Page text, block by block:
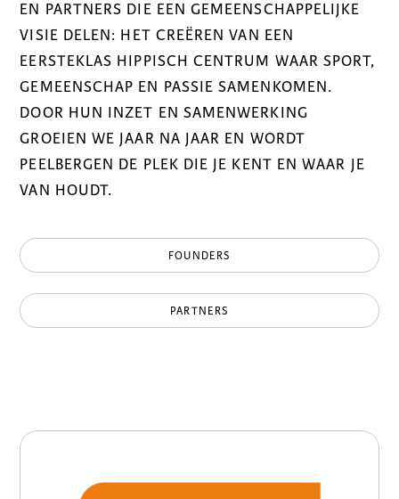
EN PARTNERS DIE EEN GEMEENSCHAPPELIJKE
VISIE DELEN: HET CREËREN VAN EEN
EERSTEKLAS HIPPISCH CENTRUM WAAR SPORT,
GEMEENSCHAP EN PASSIE SAMENKOMEN.
DOOR HUN INZET EN SAMENWERKING
GROEIEN WE JAAR NA JAAR EN WORDT
PEELBERGEN DE PLEK DIE JE KENT EN WAAR JE
VAN HOUDT.
FOUNDERS
PARTNERS